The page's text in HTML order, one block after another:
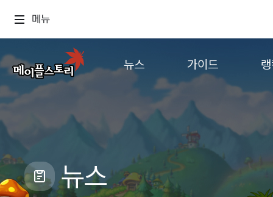
메뉴
뉴스
공지사항
업데이트
캐시샵 공지
메이플 알림판
with maple
가이드
게임정보
직업소개
확률형 아이템
NEXON NOW
뉴스